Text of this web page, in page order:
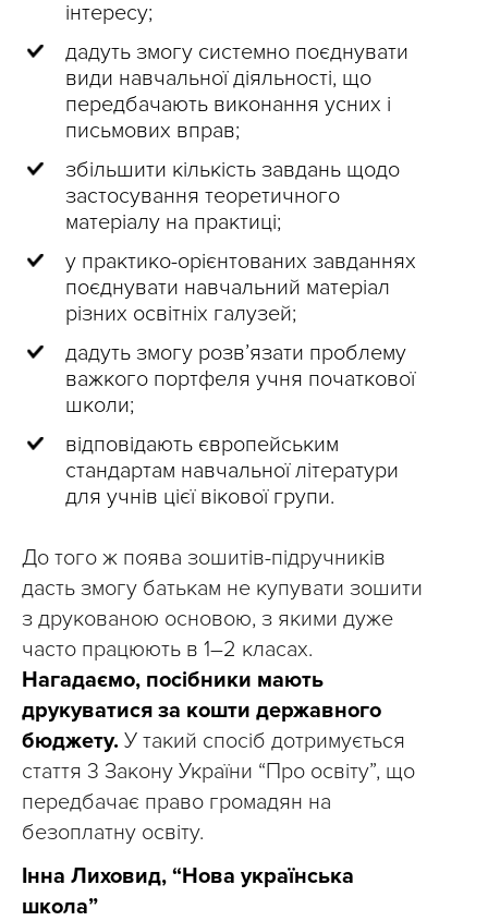
інтересу;
дадуть змогу системно поєднувати
види навчальної діяльності, що
передбачають виконання усних і
письмових вправ;
збільшити кількість завдань щодо
застосування теоретичного
матеріалу на практиці;
у практико-орієнтованих завданнях
поєднувати навчальний матеріал
різних освітніх галузей;
дадуть змогу розв’язати проблему
важкого портфеля учня початкової
школи;
відповідають європейським
стандартам навчальної літератури
для учнів цієї вікової групи.
До того ж поява зошитів-підручників
дасть змогу батькам не купувати зошити
з друкованою основою, з якими дуже
часто працюють в 1–2 класах.
Нагадаємо, посібники мають
друкуватися за кошти державного
бюджету. У такий спосіб дотримується
стаття 3 Закону України “Про освіту”, що
передбачає право громадян на
безоплатну освіту.
Інна Лиховид, “Нова українська
школа”